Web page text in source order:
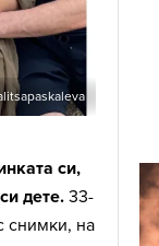
си,
дете. 33-
снимки, на